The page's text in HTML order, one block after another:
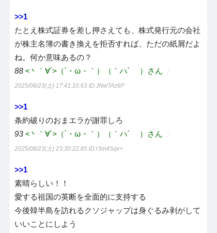
>>1
たとえ株式証券を差し押さえても、株式発行元の会社
が株主名簿の書き換えを拒否すれば、ただの紙屑だよ
ね。何か意味あるの？
88 <丶｀∀´>（´・ω・｀）（｀ハ´ ）さん ：
2025/08/23(土) 17:41:10.63 ID:JNwTAz6P
>>1
条約破りのおまエラが謝罪しろ
93 <丶｀∀´>（´・ω・｀）（｀ハ´ ）さん ：
2025/08/23(土) 23:30:22.85 ID:r3m4Sqx+
>>1
素晴らしい！！
愛する祖国の英断を全面的に支持する
今後韓半島を訪れるクソジャップは身ぐるみ剥がして
いいことにしよう